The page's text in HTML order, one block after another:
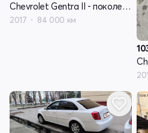
Chevrolet Gentra II - поколение
2017 84 000 км